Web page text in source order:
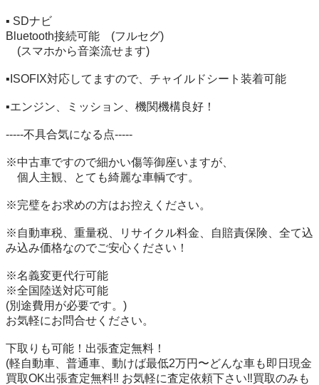
▪️ SDナビ
Bluetooth接続可能　(フルセグ)
(スマホから音楽流せます)
▪️ISOFIX対応してますので、チャイルドシート装着可能
▪️エンジン、ミッション、機関機構良好！
-----不具合気になる点-----
※中古車ですので細かい傷等御座いますが、
個人主観、とても綺麗な車輌です。
※完璧をお求めの方はお控えください。
※自動車税、重量税、リサイクル料金、自賠責保険、全て込
み込み価格なのでご安心ください！
※名義変更代行可能
※全国陸送対応可能
(別途費用が必要です。)
お気軽にお問合せください。
下取りも可能！出張査定無料！
(軽自動車、普通車、動けば最低2万円〜どんな車も即日現金
買取OK出張査定無料‼️ お気軽に査定依頼下さい‼️買取のみも